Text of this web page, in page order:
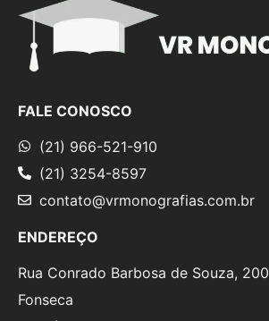
FALE CONOSCO
(21) 966-521-910
(21) 3254-8597
contato@vrmonografias.com.br
ENDEREÇO
Rua Conrado Barbosa de Souza, 200
Fonseca